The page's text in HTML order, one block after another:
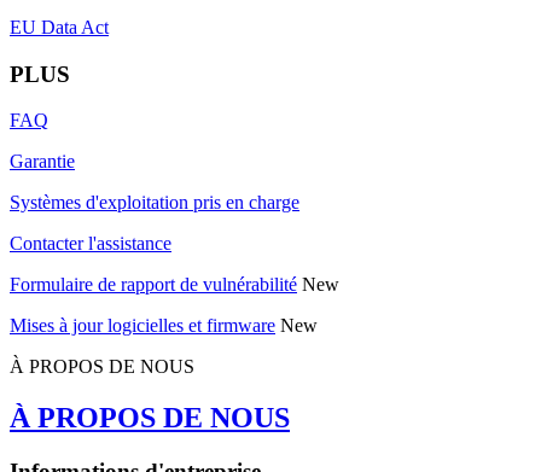
EU Data Act
PLUS
FAQ
Garantie
Systèmes d'exploitation pris en charge
Contacter l'assistance
Formulaire de rapport de vulnérabilité New
Mises à jour logicielles et firmware New
À PROPOS DE NOUS
À PROPOS DE NOUS